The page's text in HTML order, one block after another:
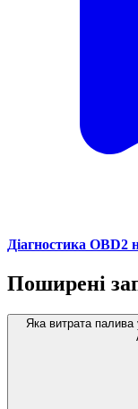
Діагностика OBD2
Поширені
Яка витрата